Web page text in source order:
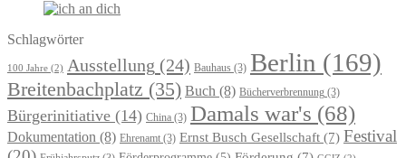
Schlagwörter
100 Jahre (2) Ausstellung (24) Bauhaus (3) Berlin (169)
Breitenbachplatz (35) Buch (8) Bücherverbrennung (3)
Bürgerinitiative (14) China (3) Damals war's (68)
Dokumentation (8) Ehrenamt (3) Ernst Busch Gesellschaft (7) Festival